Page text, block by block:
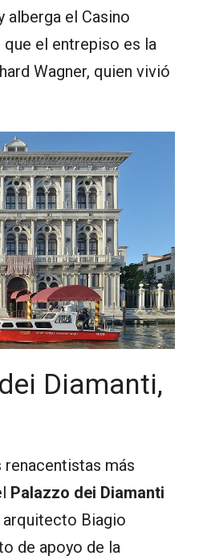
alberga el Casino
el entrepiso es la
Wagner, quien vivió
Diamanti,
más
Palazzo dei Diamanti
Biagio
de apoyo de la